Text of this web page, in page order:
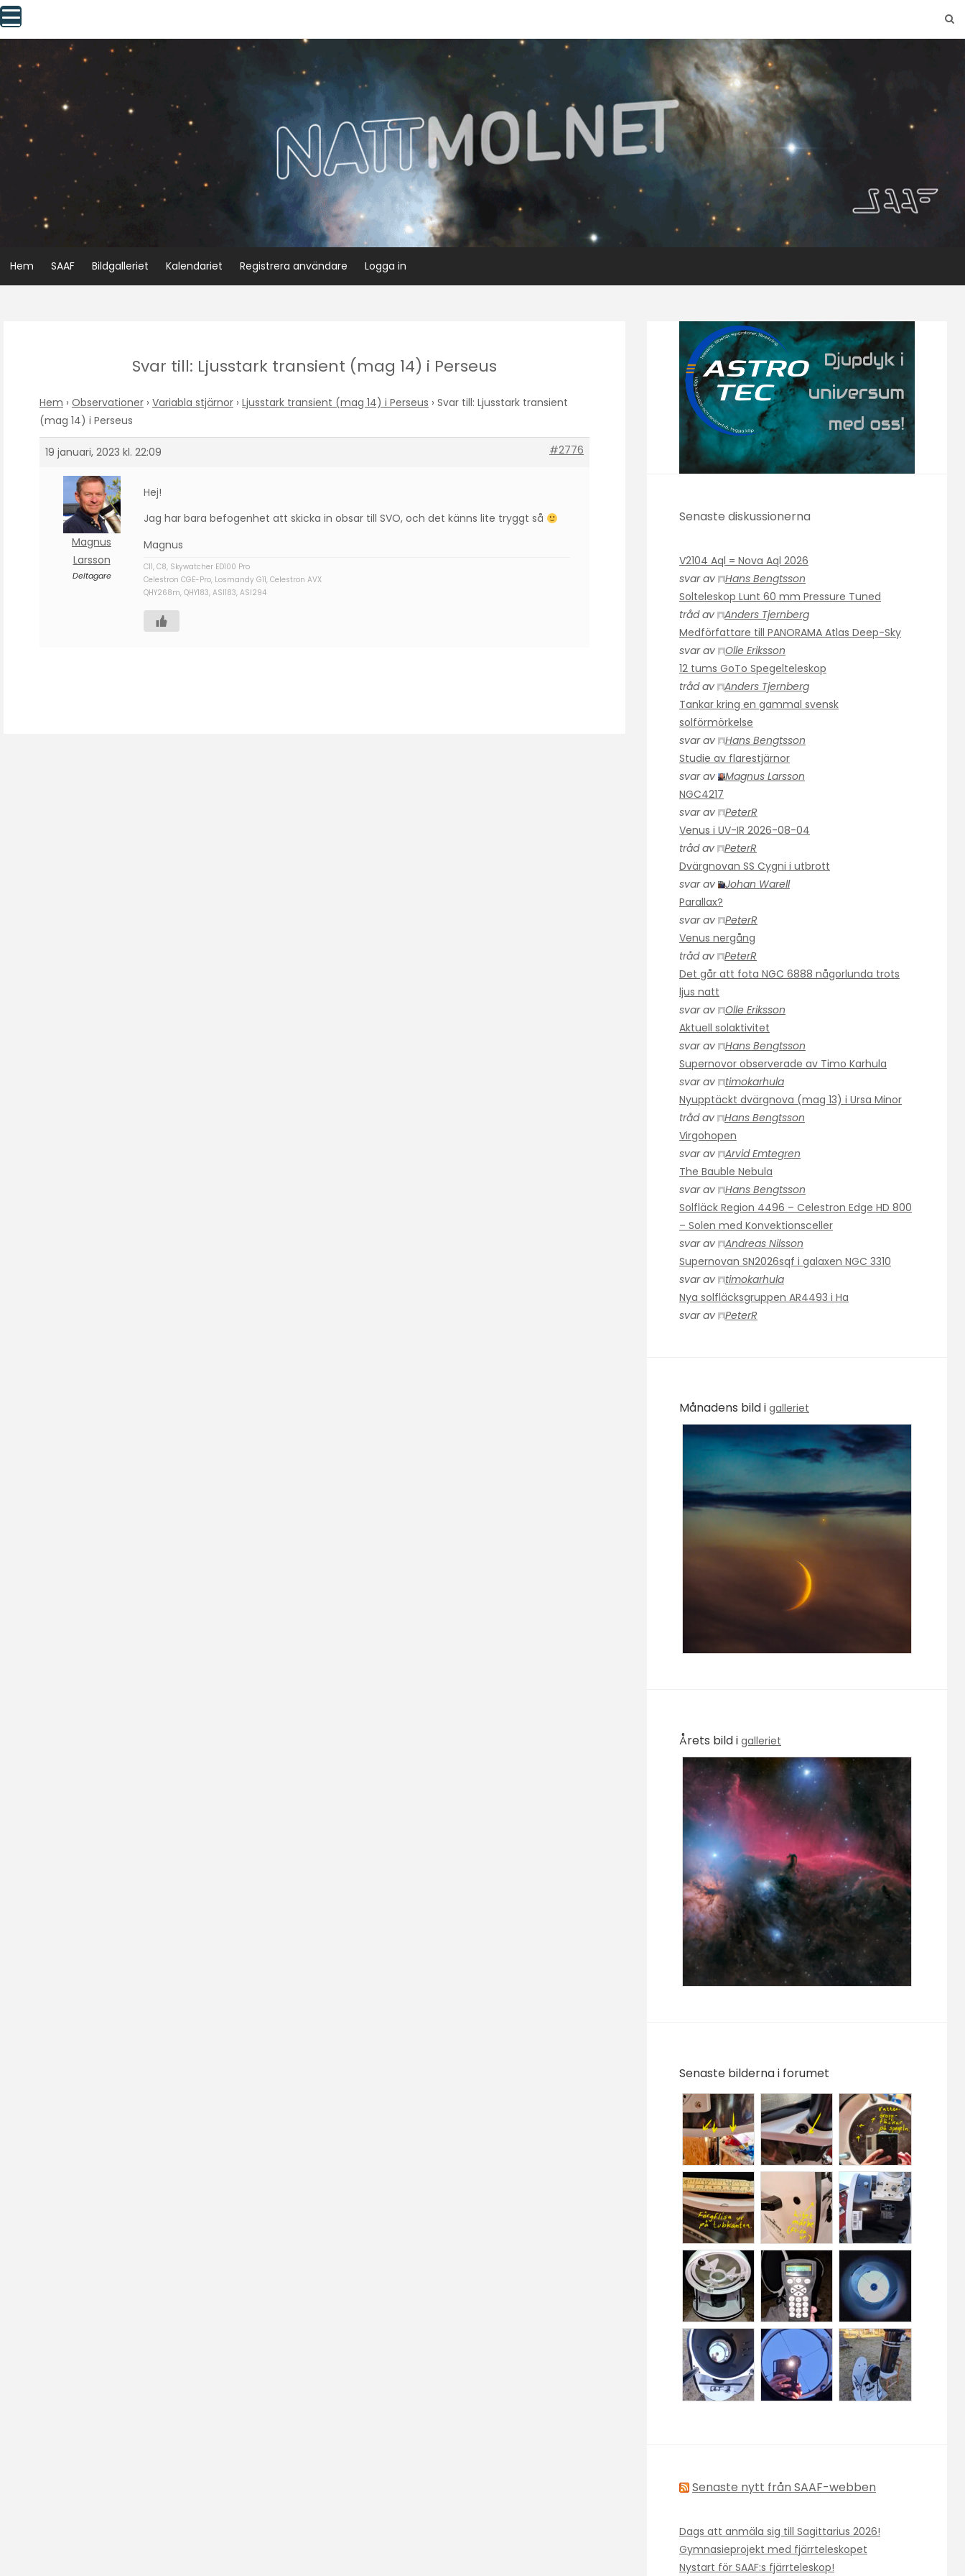
Skip
to
content
Hem SAAF Bildgalleriet Kalendariet Registrera användare Logga in
Svar till: Ljusstark transient (mag 14) i Perseus
Hem › Observationer › Variabla stjärnor › Ljusstark transient (mag 14) i Perseus › Svar till: Ljusstark transient
(mag 14) i Perseus
19 januari, 2023 kl. 22:09 #2776
Magnus
Larsson
Deltagare
Hej!
Jag har bara befogenhet att skicka in obsar till SVO, och det känns lite tryggt så
Magnus
C11, C8, Skywatcher ED100 Pro
Celestron CGE-Pro, Losmandy G11, Celestron AVX
QHY268m, QHY183, ASI183, ASI294
Senaste diskussionerna
V2104 Aql = Nova Aql 2026
svar av
Hans Bengtsson
Solteleskop Lunt 60 mm Pressure Tuned
tråd av
Anders Tjernberg
Medförfattare till PANORAMA Atlas Deep-Sky
svar av
Olle Eriksson
12 tums GoTo Spegelteleskop
tråd av
Anders Tjernberg
Tankar kring en gammal svensk
solförmörkelse
svar av
Hans Bengtsson
Studie av flarestjärnor
svar av
Magnus Larsson
NGC4217
svar av
PeterR
Venus i UV-IR 2026-08-04
tråd av
PeterR
Dvärgnovan SS Cygni i utbrott
svar av
Johan Warell
Parallax?
svar av
PeterR
Venus nergång
tråd av
PeterR
Det går att fota NGC 6888 någorlunda trots
ljus natt
svar av
Olle Eriksson
Aktuell solaktivitet
svar av
Hans Bengtsson
Supernovor observerade av Timo Karhula
svar av
timokarhula
Nyupptäckt dvärgnova (mag 13) i Ursa Minor
tråd av
Hans Bengtsson
Virgohopen
svar av
Arvid Emtegren
The Bauble Nebula
svar av
Hans Bengtsson
Solfläck Region 4496 – Celestron Edge HD 800
– Solen med Konvektionsceller
svar av
Andreas Nilsson
Supernovan SN2026sqf i galaxen NGC 3310
svar av
timokarhula
Nya solfläcksgruppen AR4493 i Ha
svar av
PeterR
Månadens bild i galleriet
Årets bild i galleriet
Senaste bilderna i forumet
Senaste nytt från SAAF-webben
Dags att anmäla sig till Sagittarius 2026!
Gymnasieprojekt med fjärrteleskopet
Nystart för SAAF:s fjärrteleskop!